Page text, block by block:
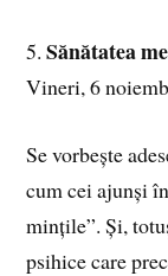
5.Sănătatea
Vineri, 6
Se vorbește
cum cei ajunși
mințile”. Și,
psihice care